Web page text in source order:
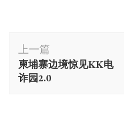
博
文
导
上一篇
柬埔寨边境惊见KK电
诈园2.0